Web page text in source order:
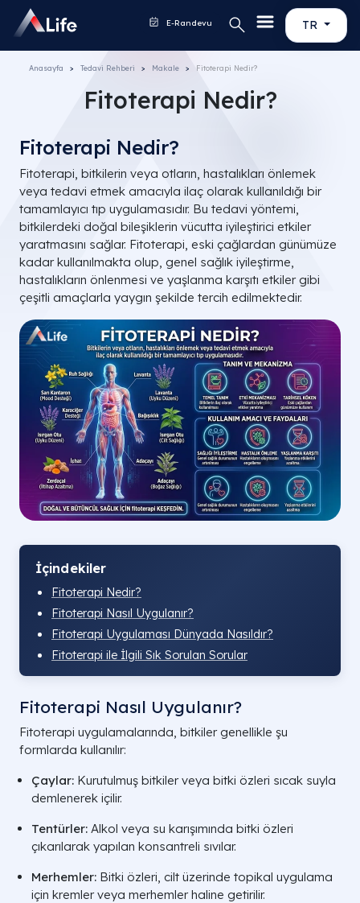
TR
E-Randevu
Anasayfa Tedavi Rehberi Makale Fitoterapi Nedir?
Fitoterapi Nedir?
Fitoterapi Nedir?
Fitoterapi, bitkilerin veya otların, hastalıkları önlemek
veya tedavi etmek amacıyla ilaç olarak kullanıldığı bir
tamamlayıcı tıp uygulamasıdır. Bu tedavi yöntemi,
bitkilerdeki doğal bileşiklerin vücutta iyileştirici etkiler
yaratmasını sağlar. Fitoterapi, eski çağlardan günümüze
kadar kullanılmakta olup, genel sağlık iyileştirme,
hastalıkların önlenmesi ve yaşlanma karşıtı etkiler gibi
çeşitli amaçlarla yaygın şekilde tercih edilmektedir.
İçindekiler
Fitoterapi Nedir?
Fitoterapi Nasıl Uygulanır?
Fitoterapi Uygulaması Dünyada Nasıldır?
Fitoterapi ile İlgili Sık Sorulan Sorular
Fitoterapi Nasıl Uygulanır?
Fitoterapi uygulamalarında, bitkiler genellikle şu
formlarda kullanılır:
Çaylar: Kurutulmuş bitkiler veya bitki özleri sıcak suyla
demlenerek içilir.
Tentürler: Alkol veya su karışımında bitki özleri
çıkarılarak yapılan konsantreli sıvılar.
Merhemler: Bitki özleri, cilt üzerinde topikal uygulama
için kremler veya merhemler haline getirilir.